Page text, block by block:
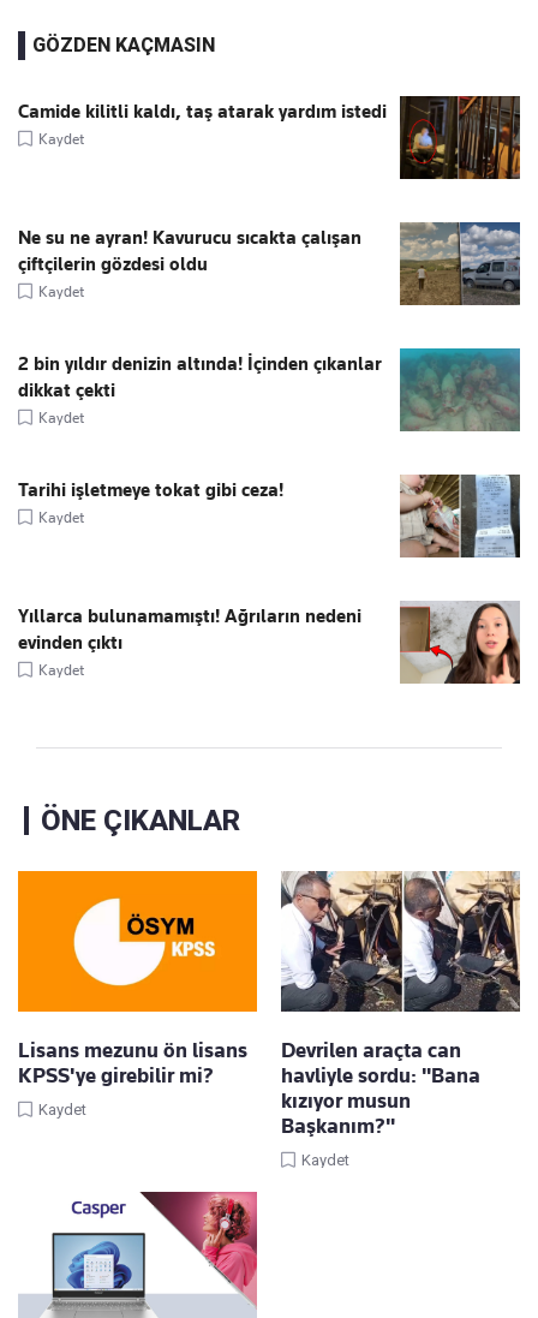
GÖZDEN KAÇMASIN
Camide kilitli kaldı, taş atarak yardım istedi
Kaydet
Ne su ne ayran! Kavurucu sıcakta çalışan
çiftçilerin gözdesi oldu
Kaydet
2 bin yıldır denizin altında! İçinden çıkanlar
dikkat çekti
Kaydet
Tarihi işletmeye tokat gibi ceza!
Kaydet
Yıllarca bulunamamıştı! Ağrıların nedeni
evinden çıktı
Kaydet
ÖNE ÇIKANLAR
Lisans mezunu ön lisans
KPSS'ye girebilir mi?
Kaydet
Devrilen araçta can
havliyle sordu: "Bana
kızıyor musun
Başkanım?"
Kaydet